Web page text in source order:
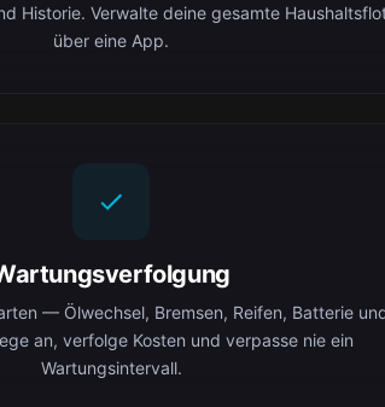
Historie. Verwalte deine gesamte
über eine App.
— Ölwechsel, Bremsen, Reifen, Batterie
an, verfolge Kosten und verpasse nie ein
Wartungsintervall.